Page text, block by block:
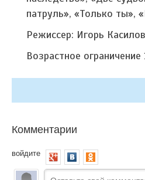
патруль», «Только ты»,
Режиссер: Игорь
Возрастное ограничение
Комментарии
войдите